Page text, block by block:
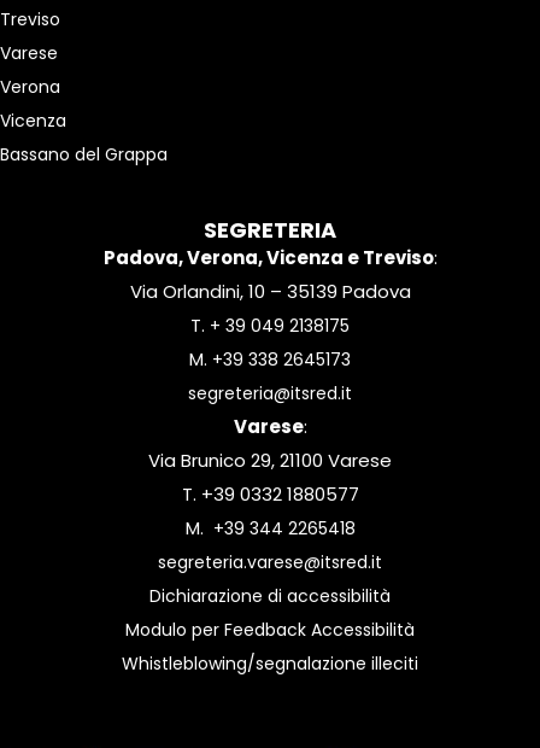
Treviso
Varese
Verona
Vicenza
Bassano del Grappa
SEGRETERIA
Padova, Verona, Vicenza e Treviso:
Via Orlandini, 10 – 35139 Padova
T. + 39 049 2138175
M. +39 338 2645173
segreteria@itsred.it
Varese:
Via Brunico 29, 21100 Varese
T. +39 0332 1880577
M. +39 344 2265418
segreteria.varese@itsred.it
Dichiarazione di accessibilità
Modulo per Feedback Accessibilità
Whistleblowing/segnalazione illeciti